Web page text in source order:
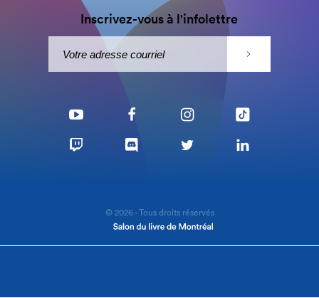
Inscrivez-vous à l'infolettre
© 2026 - Tous droits réservés